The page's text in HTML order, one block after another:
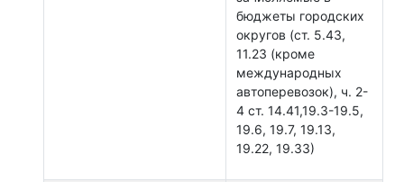
бюджеты городских
округов (ст. 5.43,
11.23 (кроме
международных
автоперевозок), ч. 2-
4 ст. 14.41,19.3-19.5,
19.6, 19.7, 19.13,
19.22, 19.33)